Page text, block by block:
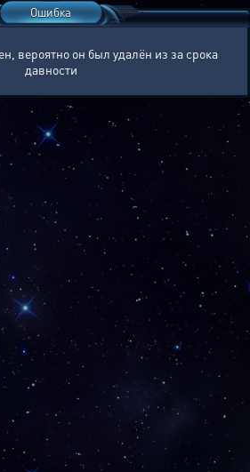
Ошибка
вероятно он был удалён из за срока
давности